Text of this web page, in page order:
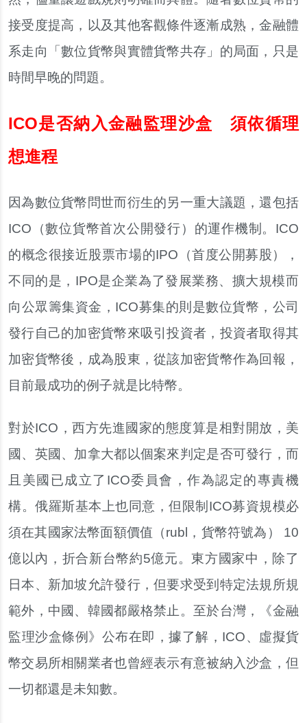
接受度提高，以及其他客觀條件逐漸成熟，金融體
系走向「數位貨幣與實體貨幣共存」的局面，只是
時間早晚的問題。
ICO是否納入金融監理沙盒 須依循理
想進程
因為數位貨幣問世而衍生的另一重大議題，還包括
ICO（數位貨幣首次公開發行）的運作機制。ICO
的概念很接近股票市場的IPO（首度公開募股），
不同的是，IPO是企業為了發展業務、擴大規模而
向公眾籌集資金，ICO募集的則是數位貨幣，公司
發行自己的加密貨幣來吸引投資者，投資者取得其
加密貨幣後，成為股東，從該加密貨幣作為回報，
目前最成功的例子就是比特幣。
對於ICO，西方先進國家的態度算是相對開放，美
國、英國、加拿大都以個案來判定是否可發行，而
且美國已成立了ICO委員會，作為認定的專責機
構。俄羅斯基本上也同意，但限制ICO募資規模必
須在其國家法幣面額價值（rubl，貨幣符號為） 10
億以內，折合新台幣約5億元。東方國家中，除了
日本、新加坡允許發行，但要求受到特定法規所規
範外，中國、韓國都嚴格禁止。至於台灣，《金融
監理沙盒條例》公布在即，據了解，ICO、虛擬貨
幣交易所相關業者也曾經表示有意被納入沙盒，但
一切都還是未知數。